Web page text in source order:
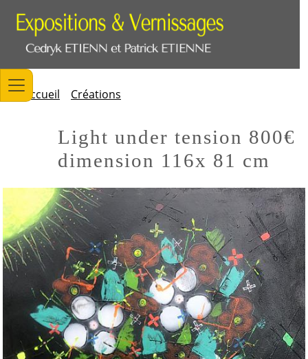
Accueil Créations
Light under tension 800€
dimension 116x 81 cm